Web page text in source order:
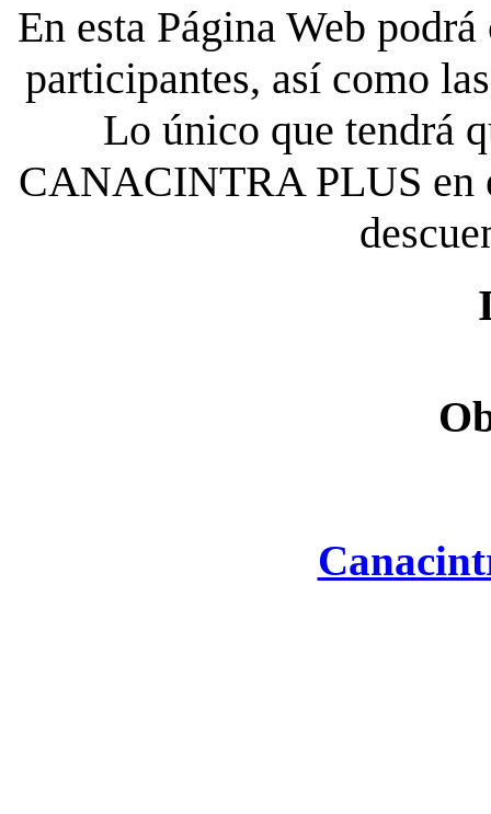
En esta Página Web
participantes, así como
Lo único que tendrá
CANACINTRA PLUS en